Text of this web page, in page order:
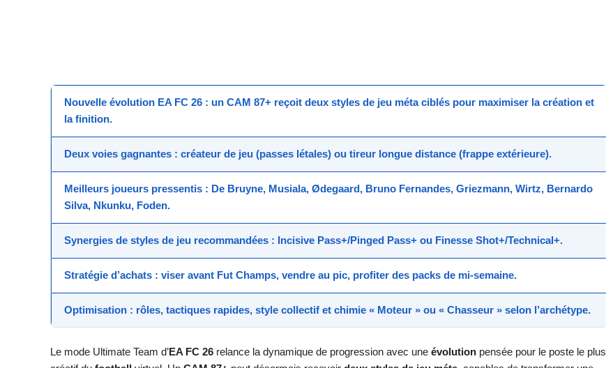
Nouvelle évolution EA FC 26 : un CAM 87+ reçoit deux styles de jeu métaciblés pour maximiser la création et
la finition.
Deux voies gagnantes : créateur de jeu (passes létales) ou tireur longue distance (frappe extérieure).
Meilleurs joueurs pressentis : De Bruyne, Musiala, Ødegaard, Bruno Fernandes, Griezmann, Wirtz, Bernardo
Silva, Nkunku, Foden.
Synergies de styles de jeu recommandées : Incisive Pass+/Pinged Pass+ ou Finesse Shot+/Technical+.
Stratégie d’achats : viser avant Fut Champs, vendre au pic, profiter des packs de mi-semaine.
Optimisation : rôles, tactiques rapides, style collectif et chimie « Moteur » ou « Chasseur » selon l’archétype.
Le mode Ultimate Team d’EA FC 26 relance la dynamique de progression avec une évolution pensée pour le poste le plus